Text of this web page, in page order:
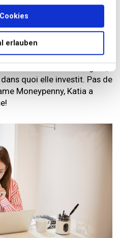
erlauben
son divorce, c’était la
faire. La collaboration avec
les femmes lui a fourni une
Katia s’occupe d’un
(fonds négocié en
quoi elle investit. Pas de
Moneypenny, Katia a